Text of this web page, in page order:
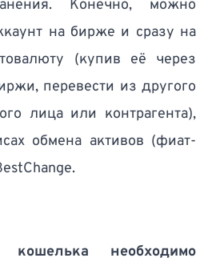
Конечно, можно
на бирже и сразу на
(купив её через
перевести из другого
лица или контрагента),
обмена активов (фиат-
необходимо